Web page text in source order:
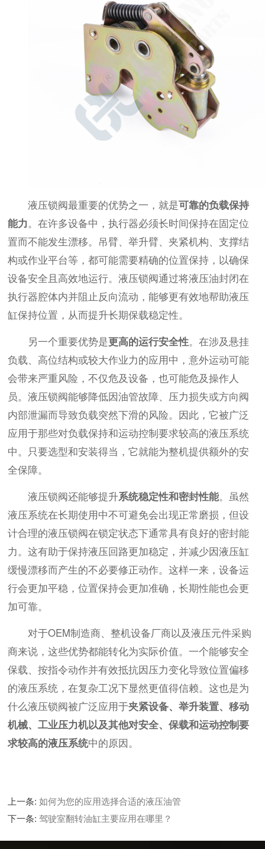
液压锁阀最重要的优势之一，就是可靠的负载保持
能力。在许多设备中，执行器必须长时间保持在固定位
置而不能发生漂移。吊臂、举升臂、夹紧机构、支撑结
构或作业平台等，都可能需要精确的位置保持，以确保
设备安全且高效地运行。液压锁阀通过将液压油封闭在
执行器腔体内并阻止反向流动，能够更有效地帮助液压
缸保持位置，从而提升长期保载稳定性。
另一个重要优势是更高的运行安全性。在涉及悬挂
负载、高位结构或较大作业力的应用中，意外运动可能
会带来严重风险，不仅危及设备，也可能危及操作人
员。液压锁阀能够降低因油管故障、压力损失或方向阀
内部泄漏而导致负载突然下滑的风险。因此，它被广泛
应用于那些对负载保持和运动控制要求较高的液压系统
中。只要选型和安装得当，它就能为整机提供额外的安
全保障。
液压锁阀还能够提升系统稳定性和密封性能。虽然
液压系统在长期使用中不可避免会出现正常磨损，但设
计合理的液压锁阀在锁定状态下通常具有良好的密封能
力。这有助于保持液压回路更加稳定，并减少因液压缸
缓慢漂移而产生的不必要修正动作。这样一来，设备运
行会更加平稳，位置保持会更加准确，长期性能也会更
加可靠。
对于OEM制造商、整机设备厂商以及液压元件采购
商来说，这些优势都能转化为实际价值。一个能够安全
保载、按指令动作并有效抵抗因压力变化导致位置偏移
的液压系统，在复杂工况下显然更值得信赖。这也是为
什么液压锁阀被广泛应用于夹紧设备、举升装置、移动
机械、工业压力机以及其他对安全、保载和运动控制要
求较高的液压系统中的原因。
上一条:如何为您的应用选择合适的液压油管
下一条:驾驶室翻转油缸主要应用在哪里？